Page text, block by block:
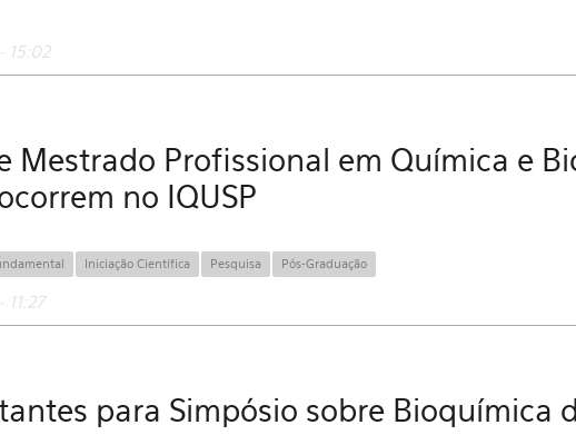
15:02
Mestrado Profissional em Química e
no IQUSP
Iniciação Científica Pesquisa Pós-Graduação
para Simpósio sobre Bioquímica